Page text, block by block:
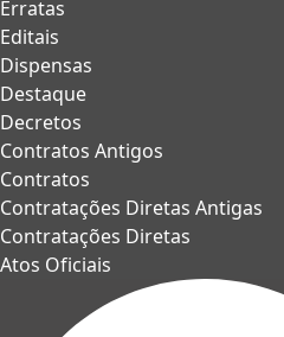
Erratas
Editais
Dispensas
Destaque
Decretos
Contratos Antigos
Contratos
Contratações Diretas Antigas
Contratações Diretas
Atos Oficiais